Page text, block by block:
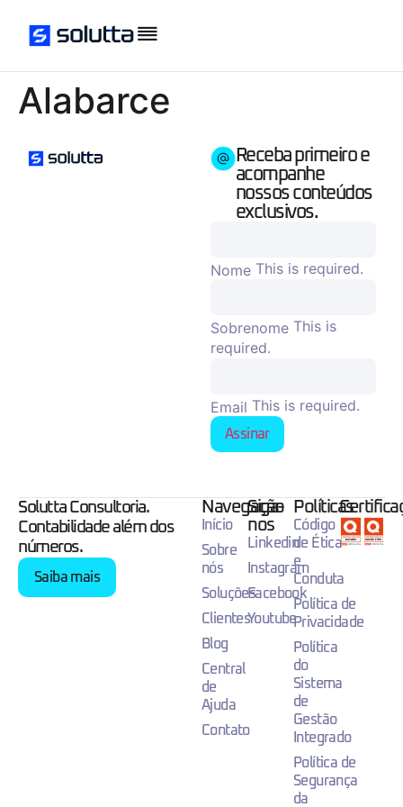
Alabarce
Receba primeiro e
acompanhe
nossos conteúdos
exclusivos.
Nome This is required.
Sobrenome This is
required.
Email This is required.
Assinar
Solutta Consultoria.
Contabilidade além dos
números.
Saiba mais
Navegação
Início
Sobre
nós
Soluções
Clientes
Blog
Central
de
Ajuda
Contato
Siga-
nos
Linkedin
Instagram
Facebook
Youtube
Políticas
Código
de Ética
e
Conduta
Política de
Privacidade
Política
do
Sistema
de
Gestão
Integrado
Política de
Segurança
da